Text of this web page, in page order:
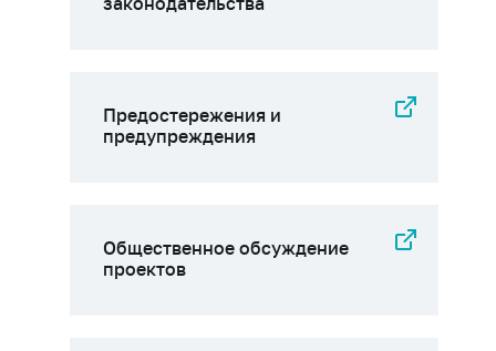
Предостережения и
предупреждения
Общественное обсуждение
проектов